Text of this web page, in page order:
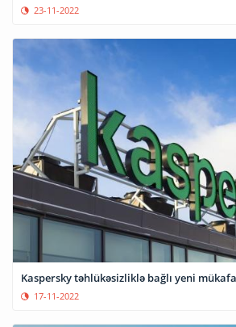
23-11-2022
Kaspersky təhlükəsizliklə bağlı yeni
17-11-2022